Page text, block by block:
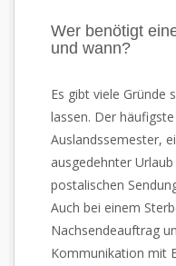
Wer benötigt
und wann?
Es gibt viele Gründe
lassen. Der
Auslandssemester,
ausgedehnter
postalischen
Auch bei einem
Nachsendeauftrag
Kommunikation mit